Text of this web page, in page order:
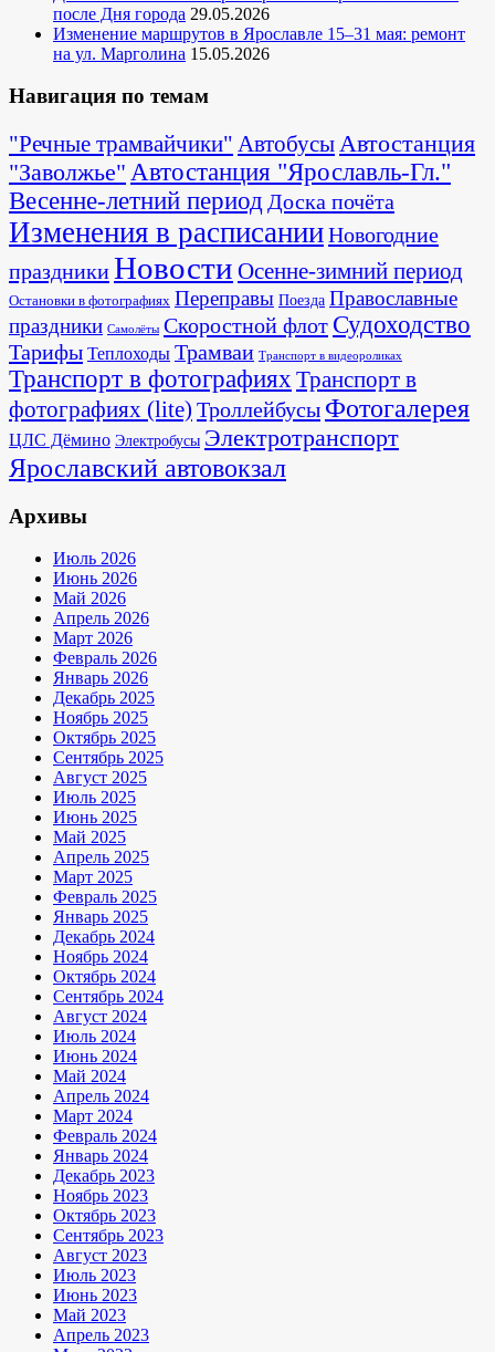
после Дня города 29.05.2026
Изменение маршрутов в Ярославле 15–31 мая: ремонт
на ул. Марголина 15.05.2026
Навигация по темам
"Речные трамвайчики" АвтобусыАвтостанция
"Заволжье" Автостанция "Ярославль-Гл."
Весенне-летний период Доска почёта
Изменения в расписанииНовогодние
праздникиНовости Осенне-зимний период
Остановки в фотографиях Переправы Поезда Православные
праздники Самолёты Скоростной флот Судоходство
Тарифы Теплоходы Трамваи Транспорт в видеороликах
Транспорт в фотографияхТранспорт в
фотографиях (lite) Троллейбусы Фотогалерея
ЦЛС Дёмино Электробусы Электротранспорт
Ярославский автовокзал
Архивы
Июль 2026
Июнь 2026
Май 2026
Апрель 2026
Март 2026
Февраль 2026
Январь 2026
Декабрь 2025
Ноябрь 2025
Октябрь 2025
Сентябрь 2025
Август 2025
Июль 2025
Июнь 2025
Май 2025
Апрель 2025
Март 2025
Февраль 2025
Январь 2025
Декабрь 2024
Ноябрь 2024
Октябрь 2024
Сентябрь 2024
Август 2024
Июль 2024
Июнь 2024
Май 2024
Апрель 2024
Март 2024
Февраль 2024
Январь 2024
Декабрь 2023
Ноябрь 2023
Октябрь 2023
Сентябрь 2023
Август 2023
Июль 2023
Июнь 2023
Май 2023
Апрель 2023